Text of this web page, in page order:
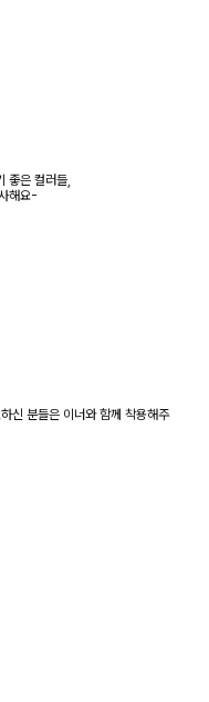
좋은 컬러들,
해요-
신 분들은 이너와 함께 착용해주